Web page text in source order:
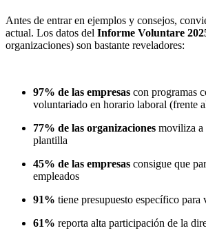
Antes de entrar en ejemplos y consejos,
actual. Los datos del Informe Voluntare
organizaciones) son bastante reveladores:
97% de las empresas con programas
voluntariado en horario laboral (frente
77% de las organizaciones moviliza a
plantilla
45% de las empresas consigue que
empleados
91% tiene presupuesto específico para
61% reporta alta participación de la